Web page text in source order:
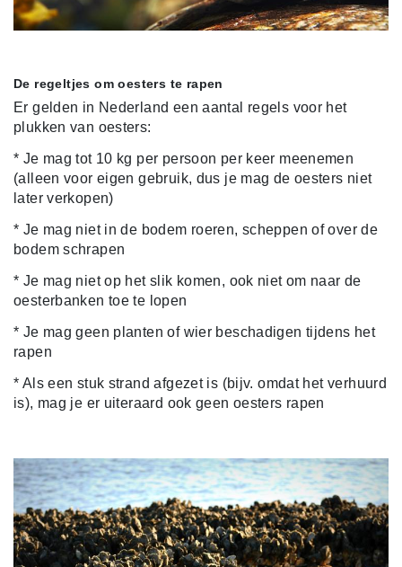
De regeltjes om oesters te rapen
Er gelden in Nederland een aantal regels voor het
plukken van oesters:
* Je mag tot 10 kg per persoon per keer meenemen
(alleen voor eigen gebruik, dus je mag de oesters niet
later verkopen)
* Je mag niet in de bodem roeren, scheppen of over de
bodem schrapen
* Je mag niet op het slik komen, ook niet om naar de
oesterbanken toe te lopen
* Je mag geen planten of wier beschadigen tijdens het
rapen
* Als een stuk strand afgezet is (bijv. omdat het verhuurd
is), mag je er uiteraard ook geen oesters rapen